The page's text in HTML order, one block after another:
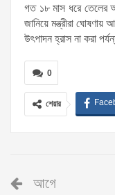
গত ১৮ মাস ধরে তেলের
জানিয়ে মন্ত্রীরা
উৎপাদন হ্রাস না করা
0
শেয়ার
আগে